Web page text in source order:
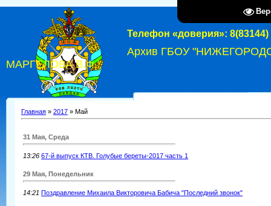
Телефон «доверия»: 8(83144)
Архив ГБОУ
МАРГЕЛОВА В.Ф."
Главная » 2017 » Май
31 Мая, Среда
13:26 67-й выпуск КТВ. Голубые береты-2017 часть 1
29 Мая, Понедельник
14:21 Поздравление Михаила Викторовича Бабича "Последний звонок"